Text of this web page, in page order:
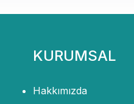
KURUMSAL
Hakkımızda